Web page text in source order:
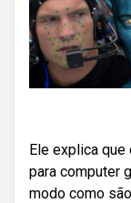
Ele explica
para computer
modo como